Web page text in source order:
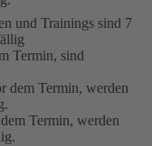
und Trainings sind 7
Termin, sind
dem Termin, werden
Termin, werden